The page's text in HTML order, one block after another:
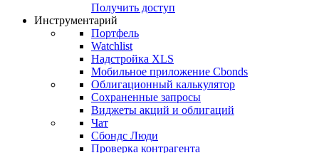
Попробуйте7-дневный
Откройте глобальную базу данных
Получить доступ
Инструментарий
Портфель
Watchlist
Надстройка XLS
Мобильное приложение Cbonds
Облигационный калькулятор
Сохраненные запросы